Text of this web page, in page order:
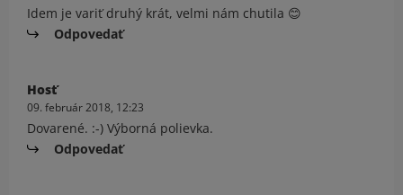
Idem je variť druhý krát, velmi nám chutila 😊
Odpovedať
Hosť
09. február 2018, 12:23
Dovarené. :-) Výborná polievka.
Odpovedať